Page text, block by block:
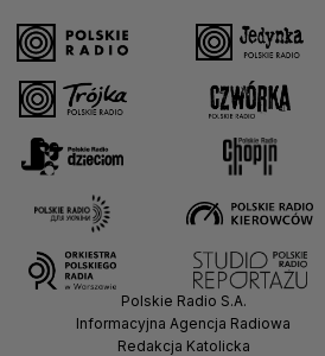
Polskie Radio S.A.
Informacyjna Agencja Radiowa
Redakcja Katolicka